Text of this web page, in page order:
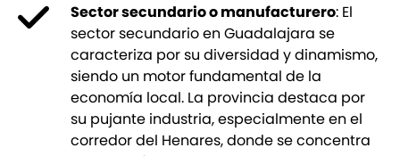
Sector secundario o manufacturero: El
sector secundario en Guadalajara se
caracteriza por su diversidad y dinamismo,
siendo un motor fundamental de la
economía local. La provincia destaca por
su pujante industria, especialmente en el
corredor del Henares, donde se concentra